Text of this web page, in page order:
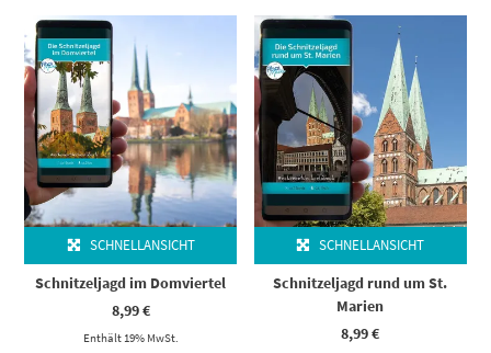
SCHNELLANSICHT
Schnitzeljagd im Domviertel
8,99€
Enthält 19% MwSt.
SCHNELLANSICHT
Schnitzeljagd rund um St.
Marien
8,99€